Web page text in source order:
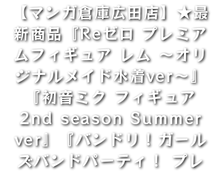
【マンガ倉庫広田店】★最
新商品『Reゼロ プレミア
ムフィギュア レム 〜オリ
ジナルメイド水着ver〜』
『初音ミク フィギュア
2nd season Summer
ver』『バンドリ！ガール
ズバンドパーティ！ プレ